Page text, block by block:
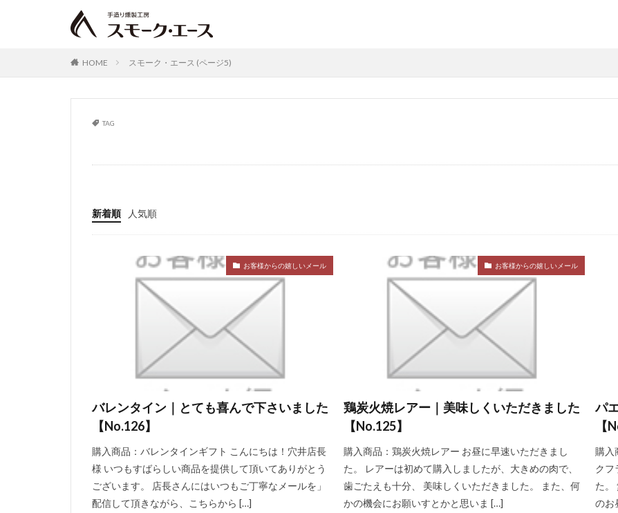
HOME スモーク・エース (ページ5)
TAG
新着順 人気順
お客様からの嬉しいメール
バレンタイン｜とても喜んで下さいました
【No.126】
購入商品：バレンタインギフト こんにちは！穴井店長
様 いつもすばらしい商品を提供して頂いてありがとう
ございます。 店長さんにはいつもご丁寧なメールを」
配信して頂きながら、こちらから […]
お客様からの嬉しいメール
鶏炭火焼レアー｜美味しくいただきました
【No.125】
購入商品：鶏炭火焼レアー お昼に早速いただきまし
た。 レアーは初めて購入しましたが、大きめの肉で、
歯ごたえも十分、 美味しくいただきました。 また、何
かの機会にお願いすとかと思いま […]
パ
【
購入
クフ
た。
のお